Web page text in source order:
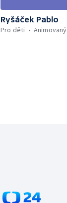
Ryšáček Pablo
Pro děti
Animovaný